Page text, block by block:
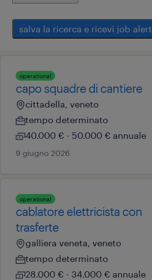
salva la ricerca e ricevi job alert
operational
capo squadre di cantiere
cittadella, veneto
tempo determinato
40.000 € - 50.000 € annuale
9 giugno 2026
operational
cablatore elettricista con
trasferte
galliera veneta, veneto
tempo determinato
28.000 € - 34.000 € annuale